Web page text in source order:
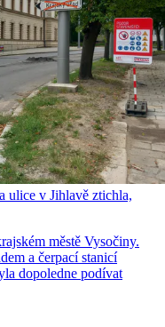
ulice v Jihlavě ztichla,
městě Vysočiny.
a čerpací stanicí
dopoledne podívat